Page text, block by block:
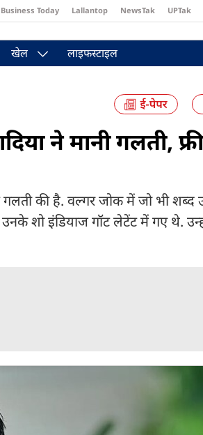
Business Today Lallantop NewsTak UPTak
खेल लाइफस्टाइल
ने मानी गलती,
गलती की है. वल्गर जोक में जो भी शब्द
शो इंडियाज गॉट लेटेंट में गए थे.